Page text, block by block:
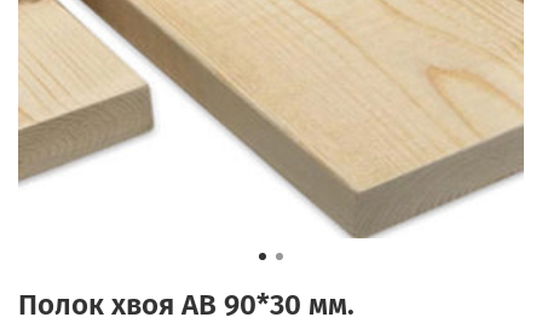
Полок хвоя АВ 90*30 мм.